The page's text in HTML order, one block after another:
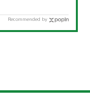
Recommended by